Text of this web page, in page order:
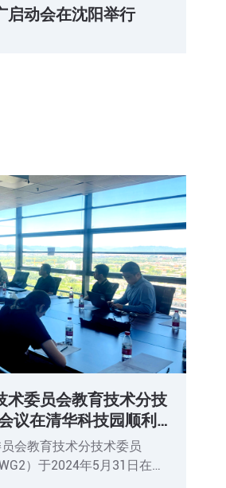
启动会在沈阳举行
术委员会教育技术分技
议在清华科技园顺利
会教育技术分技术委员
）于2024年5月31日在清